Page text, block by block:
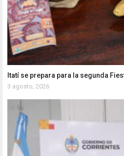
Itatí se prepara para la segunda
3 agosto, 2026